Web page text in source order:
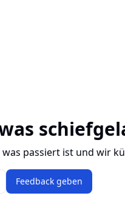
was passiert ist und wir
Feedback geben